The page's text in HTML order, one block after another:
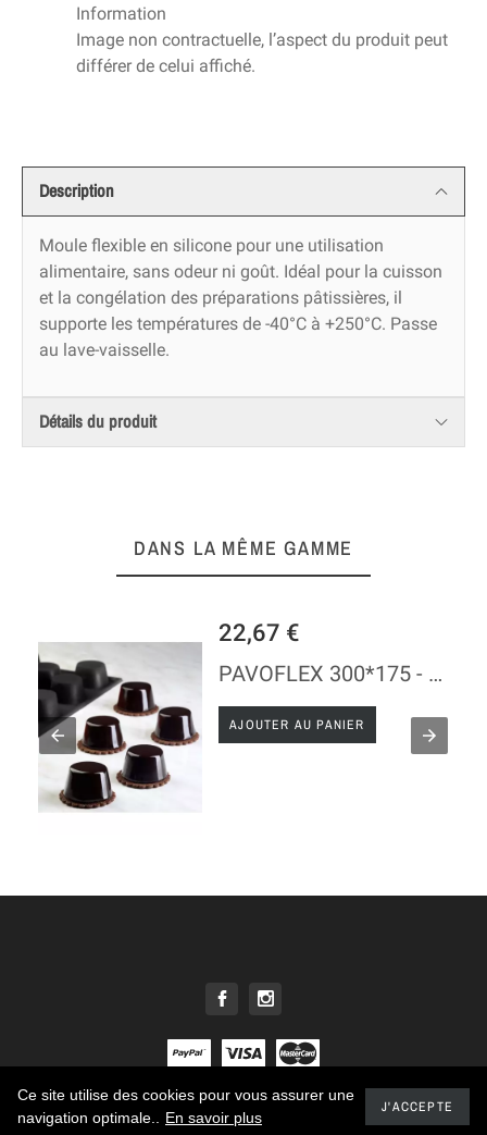
Information
Image non contractuelle, l’aspect du produit peut
différer de celui affiché.
Description
Moule flexible en silicone pour une utilisation
alimentaire, sans odeur ni goût. Idéal pour la cuisson
et la congélation des préparations pâtissières, il
supporte les températures de -40°C à +250°C. Passe
au lave-vaisselle.
Détails du produit
DANS LA MÊME GAMME
22,67 €
PAVOFLEX 300*175 - MUFFIN40TIME
AJOUTER AU PANIER
© 2021 - Tous droits réservés E. DEHILLERIN
Ce site utilise des cookies pour vous assurer une
navigation optimale..
En savoir plus
J'ACCEPTE